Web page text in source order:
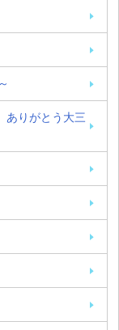
ありがとう大三